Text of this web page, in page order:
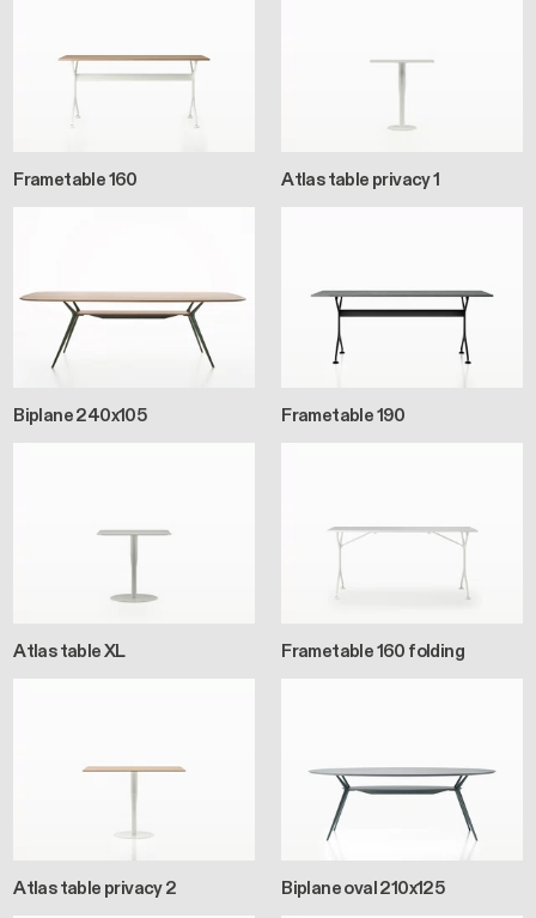
Frametable 160 Atlas table privacy 1
Biplane 240x105 Frametable 190
Atlas table XL Frametable 160 folding
Atlas table privacy 2 Biplane oval 210x125